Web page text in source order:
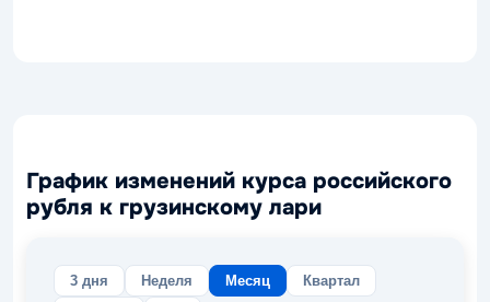
График изменений курса российского
рубля к грузинскому лари
3 дня Неделя Месяц
Квартал